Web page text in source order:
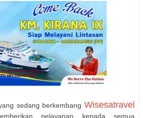
sedang berkembang Wisesatravel
pelayanan kepada semua